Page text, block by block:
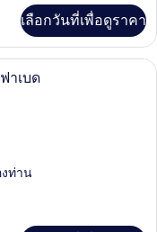
เลือกวันที่เพื่อดูราคา
อนป้องกันสารก่อภูมิแพ้, ตู้นิรภั
าเบด
งท่าน